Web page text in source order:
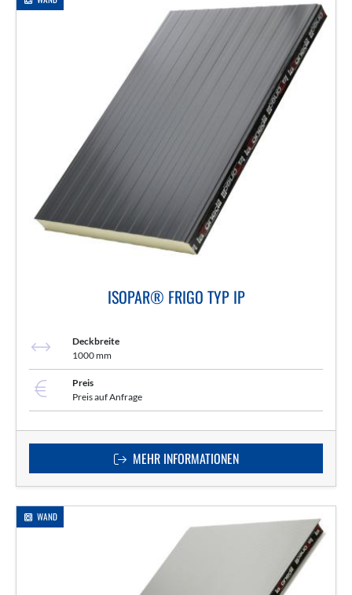
ISOPAR® FRIGO TYP IP
Deckbreite
1000 mm
Preis
Preis auf Anfrage
MEHR INFORMATIONEN
WAND